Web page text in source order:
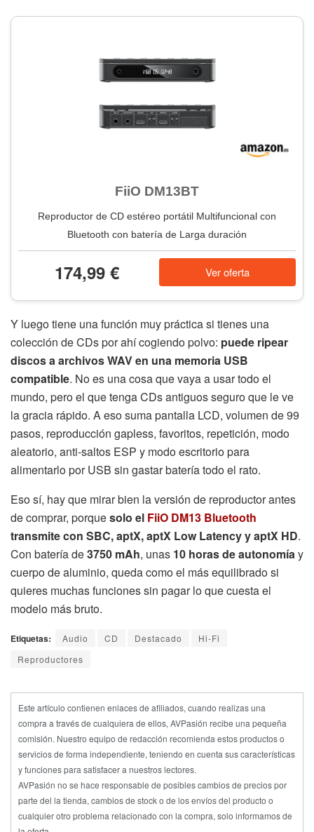
FiiO DM13BT
Reproductor de CD estéreo portátil Multifuncional con
Bluetooth con batería de Larga duración
174,99 € Ver oferta
Y luego tiene una función muy práctica si tienes una
colección de CDs por ahí cogiendo polvo: puede ripear
discos a archivos WAV en una memoria USB
compatible. No es una cosa que vaya a usar todo el
mundo, pero el que tenga CDs antiguos seguro que le ve
la gracia rápido. A eso suma pantalla LCD, volumen de 99
pasos, reproducción gapless, favoritos, repetición, modo
aleatorio, anti-saltos ESP y modo escritorio para
alimentarlo por USB sin gastar batería todo el rato.
Eso sí, hay que mirar bien la versión de reproductor antes
de comprar, porquesolo el FiiO DM13 Bluetooth
transmite con SBC, aptX, aptX Low Latency y aptX HD.
Con batería de3750 mAh, unas 10 horas de autonomíay
cuerpo de aluminio, queda como el más equilibrado si
quieres muchas funciones sin pagar lo que cuesta el
modelo más bruto.
Etiquetas: Audio CD Destacado
Hi-Fi
Reproductores
Este artículo contienen enlaces de afiliados, cuando realizas una
compra a través de cualquiera de ellos, AVPasión recibe una pequeña
comisión. Nuestro equipo de redacción recomienda estos productos o
servicios de forma independiente, teniendo en cuenta sus características
y funciones para satisfacer a nuestros lectores.
AVPasión no se hace responsable de posibles cambios de precios por
parte del la tienda, cambios de stock o de los envíos del producto o
cualquier otro problema relacionado con la compra, solo informamos de